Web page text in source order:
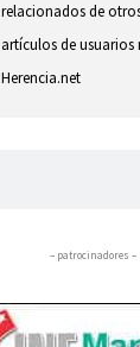
relacionados de
artículos de usuarios
Herencia.net
– patrocinadores –